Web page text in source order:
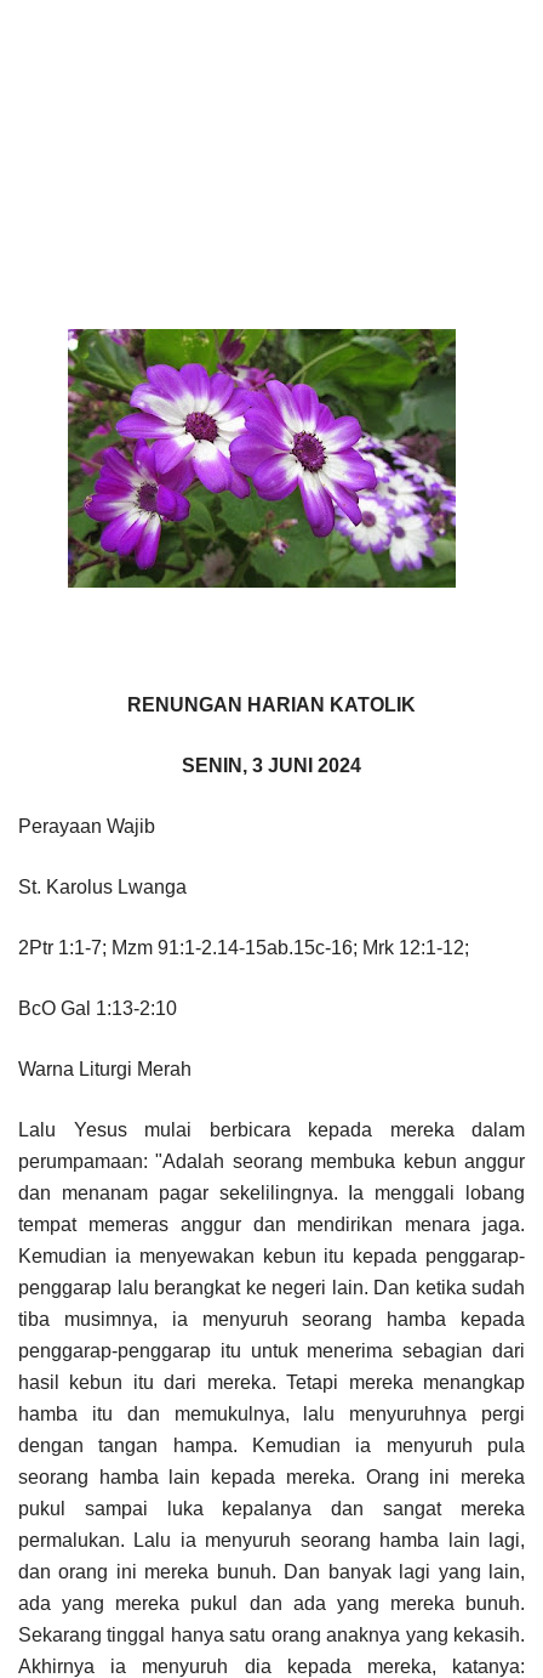
RENUNGAN HARIAN KATOLIK
SENIN, 3 JUNI 2024
Perayaan Wajib
St. Karolus Lwanga
2Ptr 1:1-7; Mzm 91:1-2.14-15ab.15c-16; Mrk 12:1-12;
BcO Gal 1:13-2:10
Warna Liturgi Merah
Lalu Yesus mulai berbicara kepada mereka dalam
perumpamaan: "Adalah seorang membuka kebun anggur
dan menanam pagar sekelilingnya. Ia menggali lobang
tempat memeras anggur dan mendirikan menara jaga.
Kemudian ia menyewakan kebun itu kepada penggarap-
penggarap lalu berangkat ke negeri lain. Dan ketika sudah
tiba musimnya, ia menyuruh seorang hamba kepada
penggarap-penggarap itu untuk menerima sebagian dari
hasil kebun itu dari mereka. Tetapi mereka menangkap
hamba itu dan memukulnya, lalu menyuruhnya pergi
dengan tangan hampa. Kemudian ia menyuruh pula
seorang hamba lain kepada mereka. Orang ini mereka
pukul sampai luka kepalanya dan sangat mereka
permalukan. Lalu ia menyuruh seorang hamba lain lagi,
dan orang ini mereka bunuh. Dan banyak lagi yang lain,
ada yang mereka pukul dan ada yang mereka bunuh.
Sekarang tinggal hanya satu orang anaknya yang kekasih.
Akhirnya ia menyuruh dia kepada mereka, katanya: